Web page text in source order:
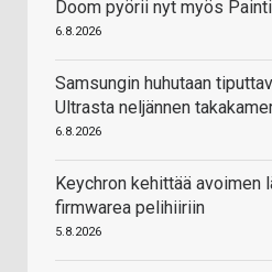
Doom pyörii nyt myös
6.8.2026
Samsungin huhutaan
Ultrasta neljännen
6.8.2026
Keychron kehittää avoimen
firmwarea pelihiiriin
5.8.2026